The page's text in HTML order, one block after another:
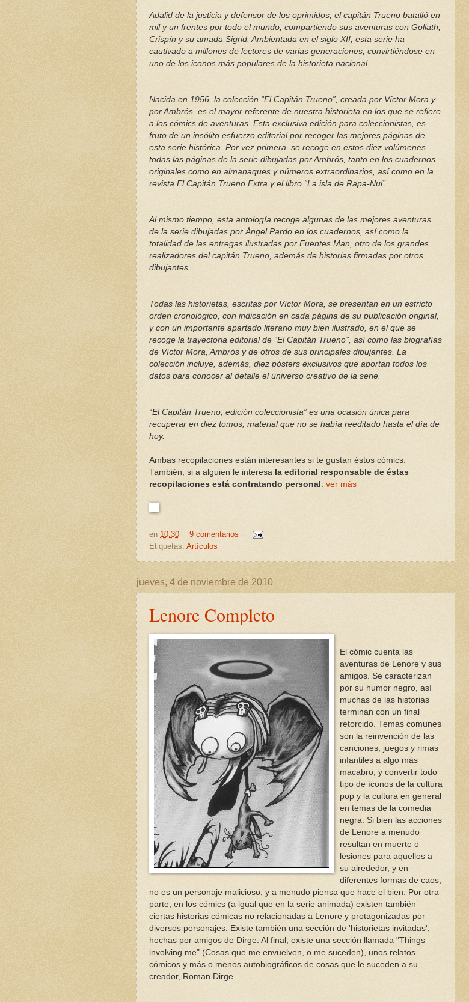
Adalid de la justicia y defensor de los oprimidos, el capitán Trueno batalló en
mil y un frentes por todo el mundo, compartiendo sus aventuras con Goliath,
Crispín y su amada Sigrid. Ambientada en el siglo XII, esta serie ha
cautivado a millones de lectores de varias generaciones, convirtiéndose en
uno de los iconos más populares de la historieta nacional.
Nacida en 1956, la colección “El Capitán Trueno”, creada por Víctor Mora y
por Ambrós, es el mayor referente de nuestra historieta en los que se refiere
a los cómics de aventuras. Esta exclusiva edición para coleccionistas, es
fruto de un insólito esfuerzo editorial por recoger las mejores páginas de
esta serie histórica. Por vez primera, se recoge en estos diez volúmenes
todas las páginas de la serie dibujadas por Ambrós, tanto en los cuadernos
originales como en almanaques y números extraordinarios, así como en la
revista El Capitán Trueno Extra y el libro “La isla de Rapa-Nui”.
Al mismo tiempo, esta antología recoge algunas de las mejores aventuras
de la serie dibujadas por Ángel Pardo en los cuadernos, así como la
totalidad de las entregas ilustradas por Fuentes Man, otro de los grandes
realizadores del capitán Trueno, además de historias firmadas por otros
dibujantes.
Todas las historietas, escritas por Víctor Mora, se presentan en un estricto
orden cronológico, con indicación en cada página de su publicación original,
y con un importante apartado literario muy bien ilustrado, en el que se
recoge la trayectoria editorial de “El Capitán Trueno”, así como las biografías
de Víctor Mora, Ambrós y de otros de sus principales dibujantes. La
colección incluye, además, diez pósters exclusivos que aportan todos los
datos para conocer al detalle el universo creativo de la serie.
“El Capitán Trueno, edición coleccionista” es una ocasión única para
recuperar en diez tomos, material que no se había reeditado hasta el día de
hoy.
Ambas recopilaciones están interesantes si te gustan éstos cómics.
También, si a alguien le interesa la editorial responsable de éstas
recopilaciones está contratando personal : ver más
en 10:30
9 comentarios
Etiquetas: Artículos
jueves, 4 de noviembre de 2010
Lenore Completo
El cómic cuenta las
aventuras de Lenore y sus
amigos. Se caracterizan
por su humor negro, así
muchas de las historias
terminan con un final
retorcido. Temas comunes
son la reinvención de las
canciones, juegos y rimas
infantiles a algo más
macabro, y convertir todo
tipo de íconos de la cultura
pop y la cultura en general
en temas de la comedia
negra. Si bien las acciones
de Lenore a menudo
resultan en muerte o
lesiones para aquellos a
su alrededor, y en
diferentes formas de caos,
no es un personaje malicioso, y a menudo piensa que hace el bien. Por otra
parte, en los cómics (a igual que en la serie animada) existen también
ciertas historias cómicas no relacionadas a Lenore y protagonizadas por
diversos personajes. Existe también una sección de 'historietas invitadas',
hechas por amigos de Dirge. Al final, existe una sección llamada "Things
involving me" (Cosas que me envuelven, o me suceden), unos relatos
cómicos y más o menos autobiográficos de cosas que le suceden a su
creador, Roman Dirge.